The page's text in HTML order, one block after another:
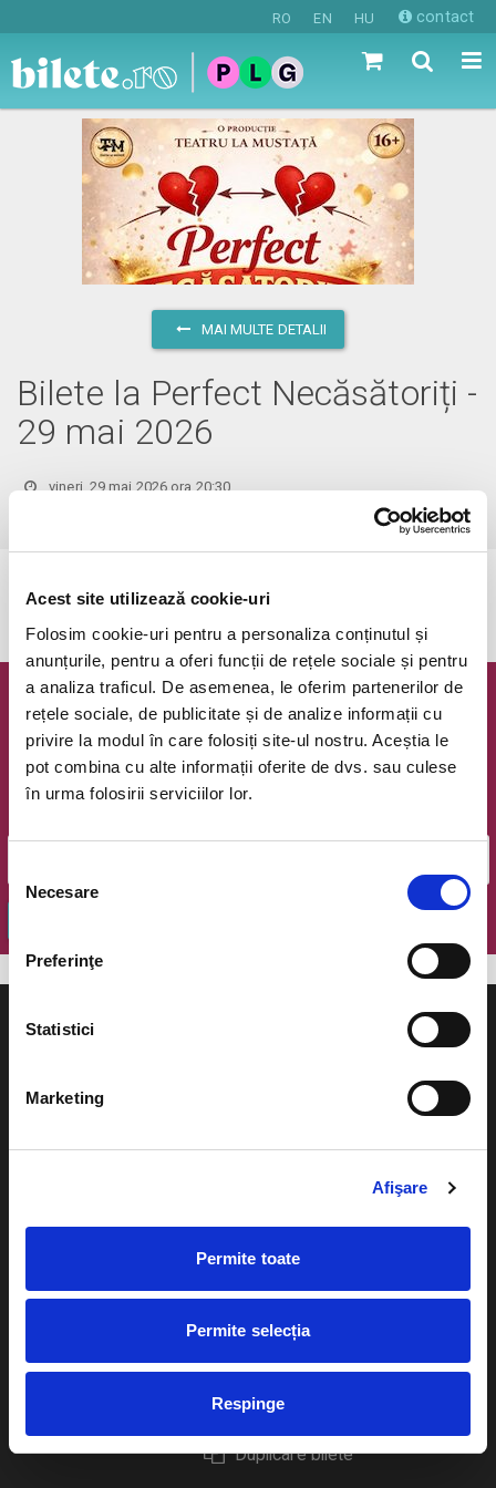
Acest site utilizează cookie-uri
Folosim cookie-uri pentru a personaliza conținutul și
anunțurile, pentru a oferi funcții de rețele sociale și pentru
a analiza traficul. De asemenea, le oferim partenerilor de
rețele sociale, de publicitate și de analize informații cu
privire la modul în care folosiți site-ul nostru. Aceștia le
pot combina cu alte informații oferite de dvs. sau culese
în urma folosirii serviciilor lor.
consimțământului
Necesare
Preferinţe
Statistici
Marketing
Afişare
Permite toate
Permite selecția
Respinge
RO EN HU contact
MAI MULTE DETALII
Bilete la Perfect Necăsătoriți -
29 mai 2026
vineri, 29 mai 2026 ora 20:30
Evenimentul a expirat.
Newsletter @ Bilete.ro
Oferte exclusive si o editie saptamanala cu cele mai noi
evenimente.
Cum comand bilete?
Plata online sau cash
eBilet printat acasa
Livrare prin curier
Returnare bilete
Duplicare bilete
Evenimente
festivaluri
Pentru copii